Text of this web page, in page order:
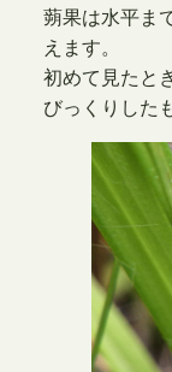
蒴果は水平ま
えます。
初めて見たと
びっくりした